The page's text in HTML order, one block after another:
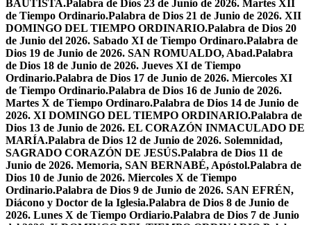
BAUTISTA.Palabra de Dios 23 de Junio de 2026. Martes XII
de Tiempo Ordinario.Palabra de Dios 21 de Junio de 2026. XII
DOMINGO DEL TIEMPO ORDINARIO.Palabra de Dios 20
de Junio del 2026. Sabado XI de Tiempo Ordinaro.Palabra de
Dios 19 de Junio de 2026. SAN ROMUALDO, Abad.Palabra
de Dios 18 de Junio de 2026. Jueves XI de Tiempo
Ordinario.Palabra de Dios 17 de Junio de 2026. Miercoles XI
de Tiempo Ordinario.Palabra de Dios 16 de Junio de 2026.
Martes X de Tiempo Ordinaro.Palabra de Dios 14 de Junio de
2026. XI DOMINGO DEL TIEMPO ORDINARIO.Palabra de
Dios 13 de Junio de 2026. EL CORAZÓN INMACULADO DE
MARÍA.Palabra de Dios 12 de Junio de 2026. Solemnidad,
SAGRADO CORAZÓN DE JESÚS.Palabra de Dios 11 de
Junio de 2026. Memoria, SAN BERNABÉ, Apóstol.Palabra de
Dios 10 de Junio de 2026. Miercoles X de Tiempo
Ordinario.Palabra de Dios 9 de Junio de 2026. SAN EFRÉN,
Diácono y Doctor de la Iglesia.Palabra de Dios 8 de Junio de
2026. Lunes X de Tiempo Ordiario.Palabra de Dios 7 de Junio